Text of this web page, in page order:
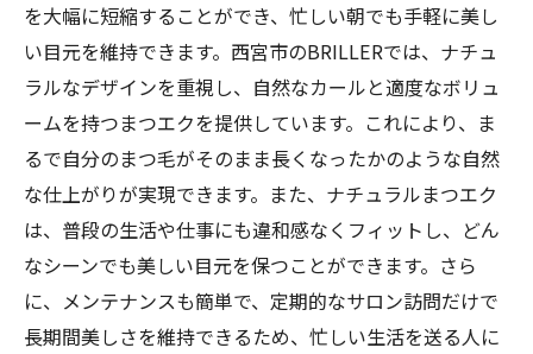
を大幅に短縮することができ、忙しい朝でも手軽に美し
い目元を維持できます。西宮市のBRILLERでは、ナチュ
ラルなデザインを重視し、自然なカールと適度なボリュ
ームを持つまつエクを提供しています。これにより、ま
るで自分のまつ毛がそのまま長くなったかのような自然
な仕上がりが実現できます。また、ナチュラルまつエク
は、普段の生活や仕事にも違和感なくフィットし、どん
なシーンでも美しい目元を保つことができます。さら
に、メンテナンスも簡単で、定期的なサロン訪問だけで
長期間美しさを維持できるため、忙しい生活を送る人に